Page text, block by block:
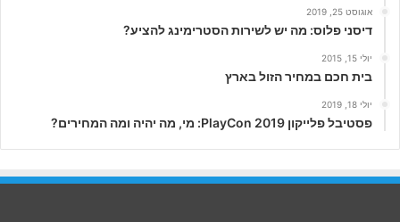
אוגוסט 25, 2019
דיסני פלוס: מה יש לשירות הסטרימינג להציע?
יולי 15, 2015
בית חכם במחיר הזול בארץ
יולי 18, 2019
פסטיבל פלייקון PlayCon 2019: מי, מה יהיה ומה המחירים?